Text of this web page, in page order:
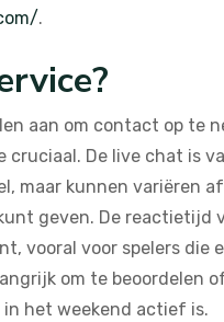
.
aan om contact op te
cruciaal. De live chat is
maar kunnen variëren
geven. De reactietijd
vooral voor spelers die
om te beoordelen
in het weekend actief is.